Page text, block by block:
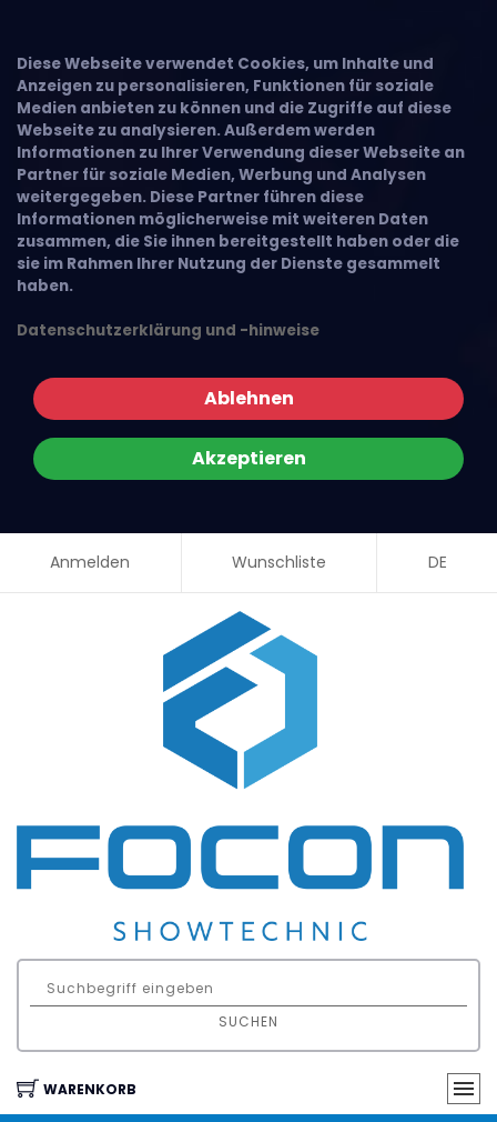
Diese Webseite verwendet Cookies, um Inhalte und
Anzeigen zu personalisieren, Funktionen für soziale
Medien anbieten zu können und die Zugriffe auf diese
Webseite zu analysieren. Außerdem werden
Informationen zu Ihrer Verwendung dieser Webseite an
Partner für soziale Medien, Werbung und Analysen
weitergegeben. Diese Partner führen diese
Informationen möglicherweise mit weiteren Daten
zusammen, die Sie ihnen bereitgestellt haben oder die
sie im Rahmen Ihrer Nutzung der Dienste gesammelt
haben.
Datenschutzerklärung und -hinweise
Ablehnen
Akzeptieren
Anmelden Wunschliste DE
SUCHEN
WARENKORB